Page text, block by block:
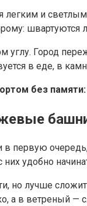
и
швартуются
углу. Город
в еде, в
без
первую
них удобно
но лучше
а в ветреный —